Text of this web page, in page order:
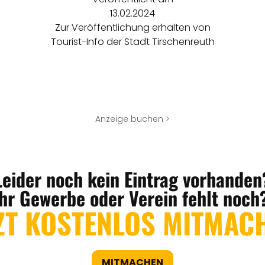
13.02.2024
Zur Veröffentlichung erhalten von
Tourist-Info der Stadt Tirschenreuth
Anzeige buchen >
noch kein Eintrag
Gewerbe oder Verein fehlt
KOSTENLOS
MITMACHEN